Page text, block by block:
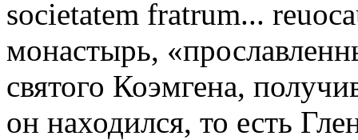
societatem fratrum...
монастырь,
святого Коэмгена,
он находился, то есть